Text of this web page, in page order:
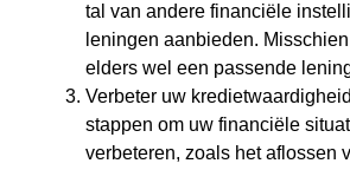
tal van andere financiële
leningen aanbieden.
elders wel een passende
Verbeter uw
stappen om uw financiële
verbeteren, zoals het aflossen